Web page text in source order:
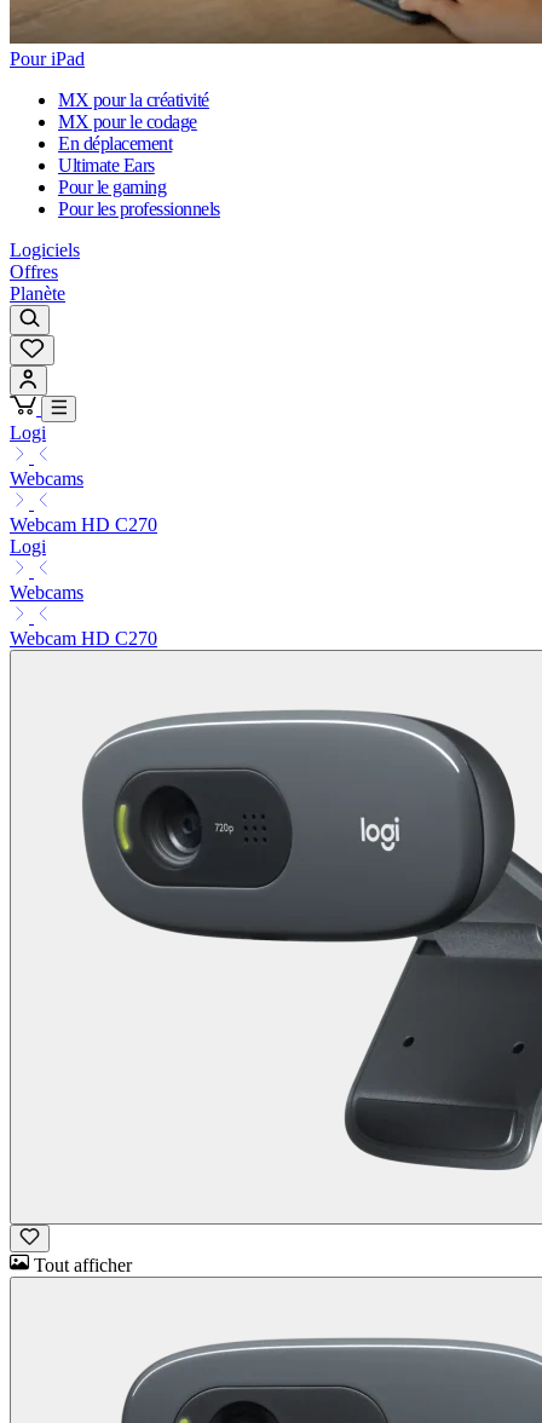
Pour iPad
MX pour la créativité
MX pour le codage
En déplacement
Ultimate Ears
Pour le gaming
Pour les professionnels
Logiciels
Offres
Planète
Logi
Webcams
Webcam HD C270
Logi
Webcams
Webcam HD C270
Tout afficher